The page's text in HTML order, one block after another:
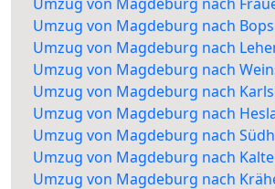
Umzug von Magdeburg nach
Umzug von Magdeburg nach
Umzug von Magdeburg nach
Umzug von Magdeburg nach
Umzug von Magdeburg nach
Umzug von Magdeburg nach
Umzug von Magdeburg nach
Umzug von Magdeburg nach